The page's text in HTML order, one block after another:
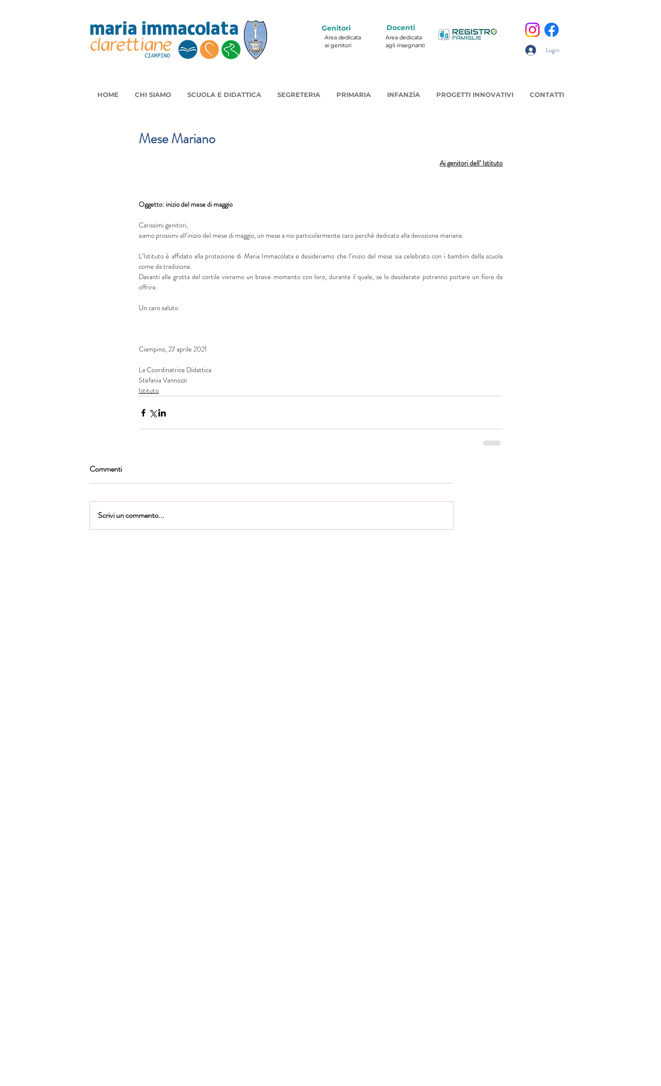
Area dedicata
ai genitori
Genitori Docenti
Area dedicata
agli insegnanti
Login
HOME CHI SIAMO SCUOLA E DIDATTICA SEGRETERIA PRIMARIA INFANZIA PROGETTI INNOVATIVI CONTATTI
Mese Mariano
Ai genitori dell’ Istituto
Oggetto: inizio del mese di maggio
Carissimi genitori,
siamo prossimi all’inizio del mese di maggio, un mese a noi particolarmente caro perché dedicato alla devozione mariana.
L’Istituto è affidato alla protezione di Maria Immacolata e desideriamo che l’inizio del mese sia celebrato con i bambini della scuola
come da tradizione.
Davanti alla grotta del cortile vivremo un breve momento con loro, durante il quale, se lo desiderate potranno portare un fiore da
offrire.
Un caro saluto.
Ciampino, 27 aprile 2021
La Coordinatrice Didattica
Stefania Vannozzi
Istituto
Commenti
Scrivi un commento...